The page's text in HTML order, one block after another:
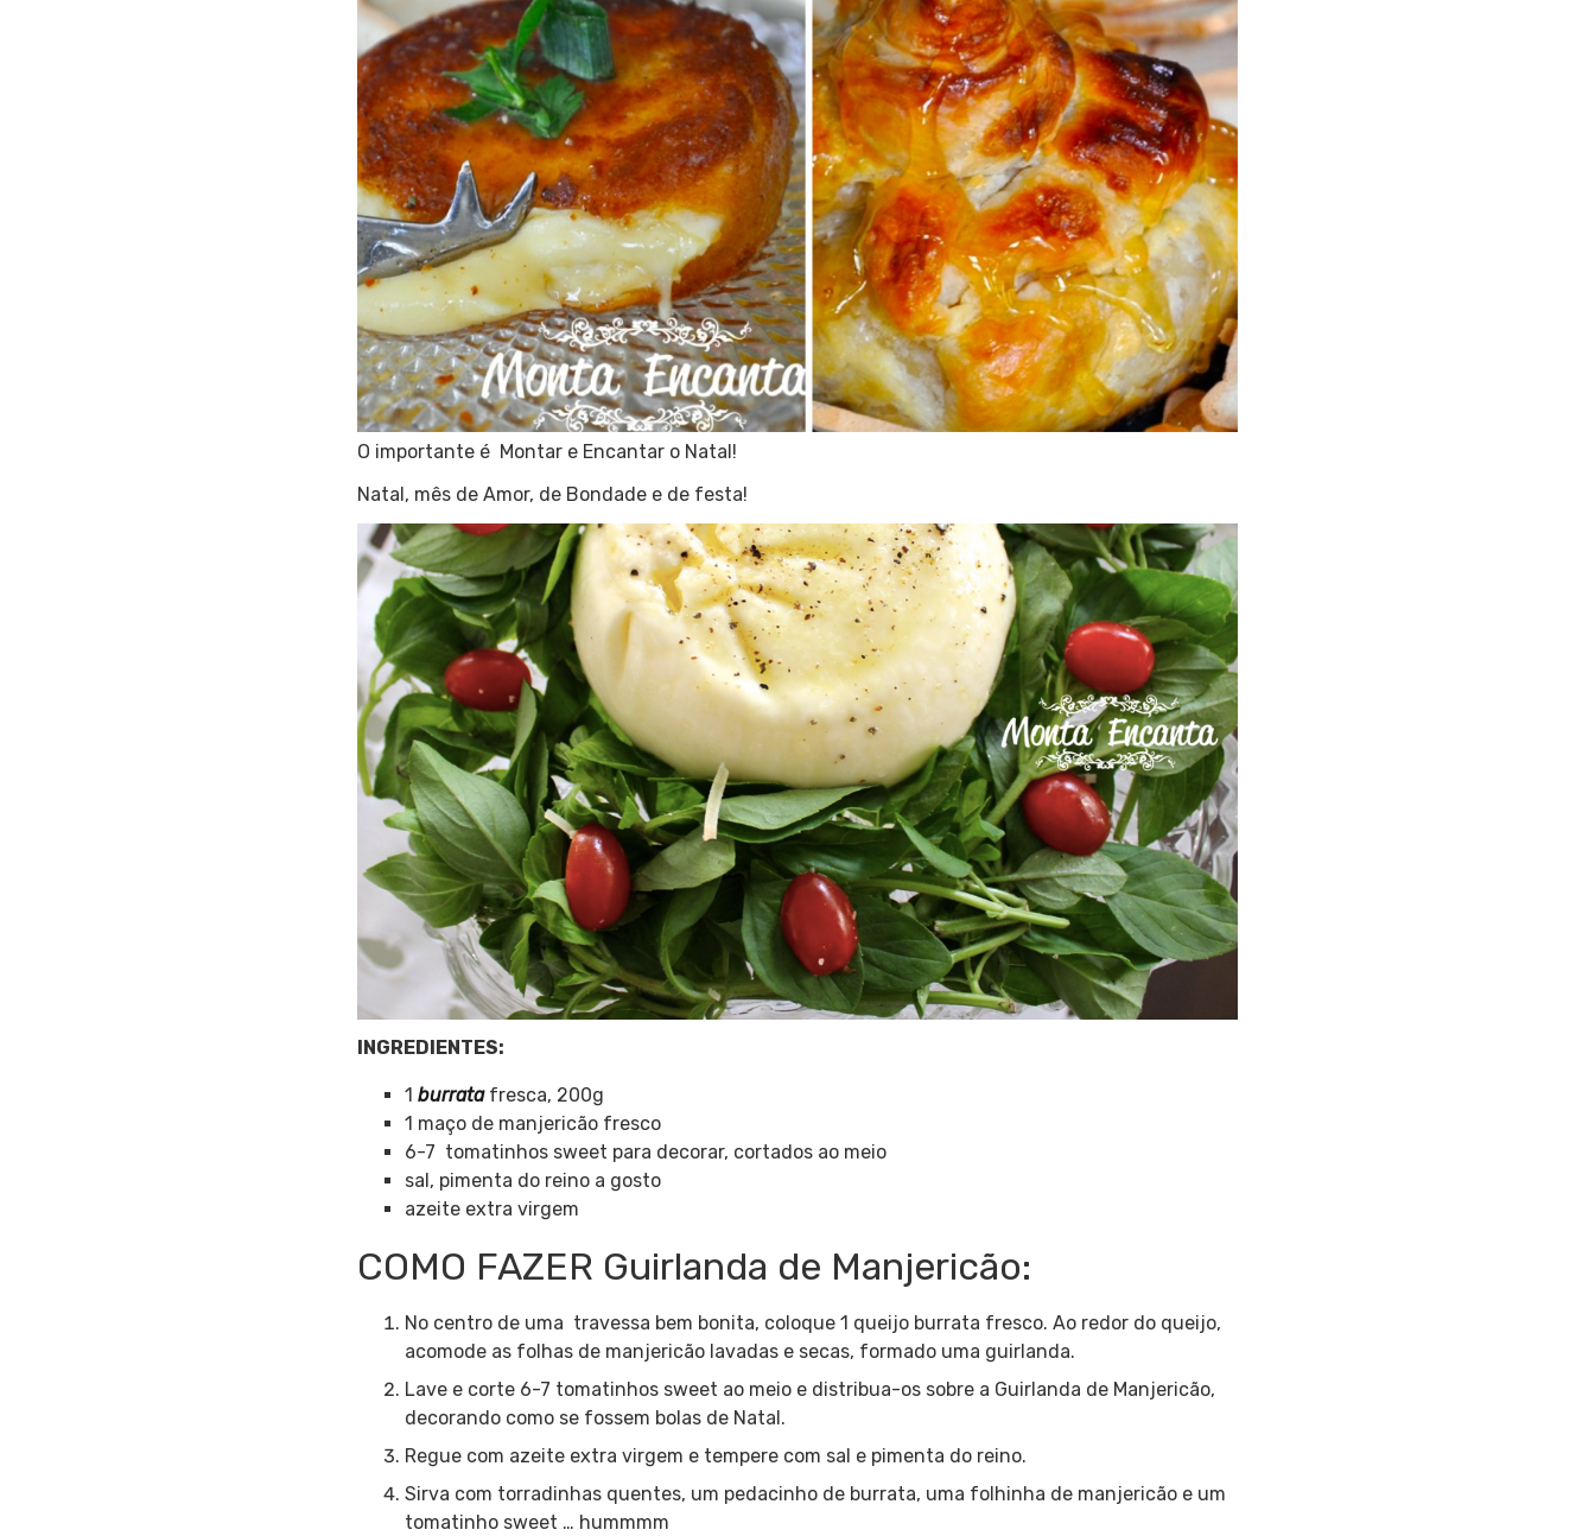
O importante é Montar e Encantar o Natal!
Natal, mês de Amor, de Bondade e de festa!
INGREDIENTES:
1burratafresca, 200g
1 maço de manjericão fresco
6-7 tomatinhos sweet para decorar, cortados ao meio
sal, pimenta do reino a gosto
azeite extra virgem
COMO FAZER Guirlanda de Manjericão:
No centro de uma travessa bem bonita, coloque 1 queijo burrata fresco. Ao redor do queijo,
acomode as folhas de manjericão lavadas e secas, formado uma guirlanda.
Lave e corte 6-7 tomatinhos sweet ao meio e distribua-os sobre a Guirlanda de Manjericão,
decorando como se fossem bolas de Natal.
Regue com azeite extra virgem e tempere com sal e pimenta do reino.
Sirva com torradinhas quentes, um pedacinho de burrata, uma folhinha de manjericão e um
tomatinho sweet … hummmm